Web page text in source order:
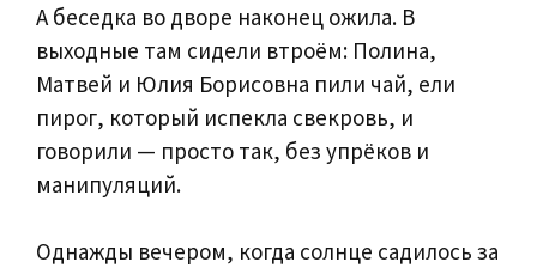
А беседка во дворе наконец ожила. В
выходные там сидели втроём: Полина,
Матвей и Юлия Борисовна пили чай, ели
пирог, который испекла свекровь, и
говорили — просто так, без упрёков и
манипуляций.
Однажды вечером, когда солнце садилось за